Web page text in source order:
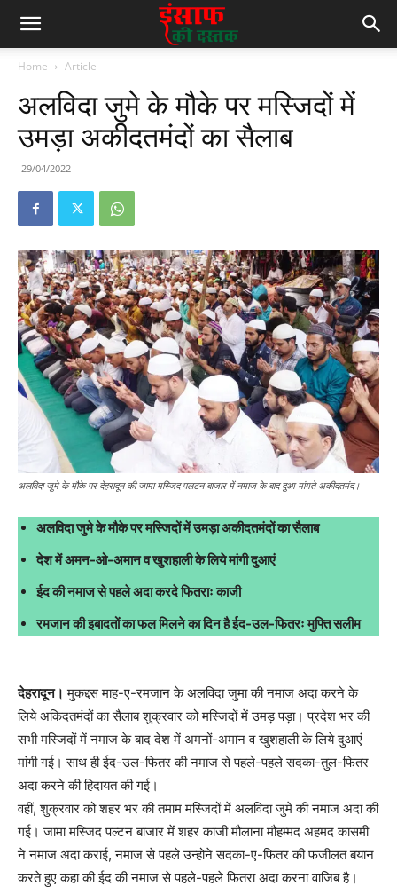
Home Article
अलविदा जुमे के मौके पर मस्जिदों में
उमड़ा अकीदतमंदों का सैलाब
29/04/2022
अलविदा जुमे के मौके पर देहरादून की जामा मस्जिद पलटन बाजार में नमाज के बाद दुआ मांगते अकीदतमंद।
अलविदा जुमे के मौके पर मस्जिदों में उमड़ा अकीदतमंदों का सैलाब
देश में अमन-ओ-अमान व खुशहाली के लिये मांगी दुआएं
ईद की नमाज से पहले अदा करदे फितराः काजी
रमजान की इबादतों का फल मिलने का दिन है ईद-उल-फितरः मुफ्ति सलीम
देहरादून। मुकद्दस माह-ए-रमजान के अलविदा जुमा की नमाज अदा करने के
लिये अकिदतमंदों का सैलाब शुक्रवार को मस्जिदों में उमड़ पड़ा। प्रदेश भर की
सभी मस्जिदों में नमाज के बाद देश में अमनों-अमान व खुशहाली के लिये दुआएं
मांगी गई। साथ ही ईद-उल-फितर की नमाज से पहले-पहले सदका-तुल-फितर
अदा करने की हिदायत की गई।
वहीं, शुक्रवार को शहर भर की तमाम मस्जिदों में अलविदा जुमे की नमाज अदा की
गई। जामा मस्जिद पल्टन बाजार में शहर काजी मौलाना मौहम्मद अहमद कासमी
ने नमाज अदा कराई, नमाज से पहले उन्होने सदका-ए-फितर की फजीलत बयान
करते हुए कहा की ईद की नमाज से पहले-पहले फितरा अदा करना वाजिब है।